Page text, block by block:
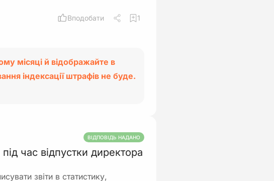
Вподобати 1
місяці й відображайте в
індексації штрафів не буде.
ВІДПОВІДЬ НАДАНО
час відпустки директора
звіти в статистику,